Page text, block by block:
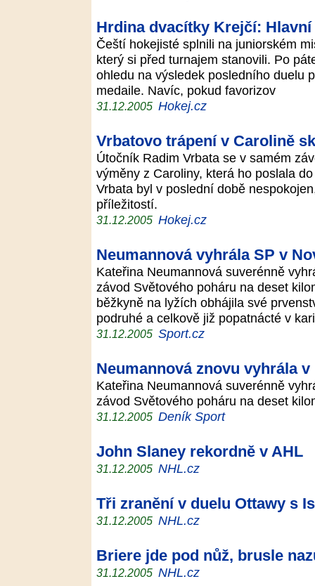
Hrdina dvacítky Krejčí:
Čeští hokejisté splnili na juniorském
který si před turnajem stanovili. Po
ohledu na výsledek posledního duelu
medaile. Navíc, pokud favorizov
31.12.2005 Hokej.cz
Vrbatovo trápení v Carolině
Útočník Radim Vrbata se v samém
výměny z Caroliny, která ho poslala
Vrbata byl v poslední době
příležitostí.
31.12.2005 Hokej.cz
Neumannová vyhrála SP v
Kateřina Neumannová suverénně
závod Světového poháru na deset
běžkyně na lyžích obhájila své
podruhé a celkově již popatnácté v
31.12.2005 Sport.cz
Neumannová znovu vyhrála v
Kateřina Neumannová suverénně
závod Světového poháru na deset
31.12.2005 Deník Sport
John Slaney rekordně v AHL
31.12.2005 NHL.cz
Tři zranění v duelu Ottawy s
31.12.2005 NHL.cz
Briere jde pod nůž, brusle
31.12.2005 NHL.cz